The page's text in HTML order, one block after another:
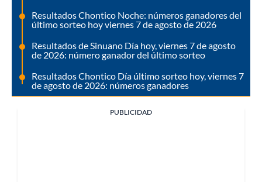
Resultados Chontico Noche: números ganadores del
último sorteo hoy viernes 7 de agosto de 2026
Resultados de Sinuano Día hoy, viernes 7 de agosto
de 2026: número ganador del último sorteo
Resultados Chontico Día último sorteo hoy, viernes 7
de agosto de 2026: números ganadores
PUBLICIDAD